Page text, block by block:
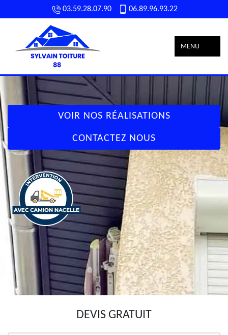
03.59.28.07.90 06.89.96.93.22
MENU
VOIR NOS RÉALISATIONS
CONTACTEZ NOUS
DEVIS GRATUIT